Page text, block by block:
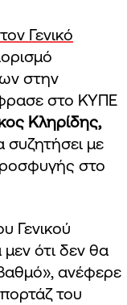
Γενικό
στην
στο ΚΥΠΕ
Κληρίδης,
συζητήσει με
στο
Γενικού
ότι δεν θα
ανέφερε
του